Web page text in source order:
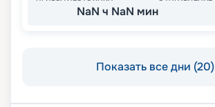
NaN ч NaN мин
Показать все дни (20)